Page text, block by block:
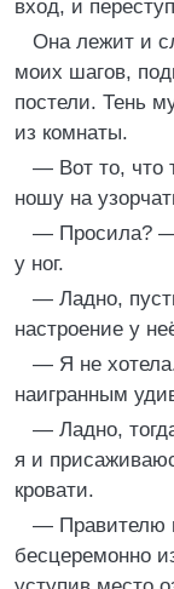
вход, и
Она лежит и
моих шагов,
постели. Тень
из комнаты.
— Вот то, что
ношу на
— Просила? —
у ног.
— Ладно,
настроение у
— Я не
наигранным
— Ладно,
я и
кровати.
— Правителю
бесцеремонно